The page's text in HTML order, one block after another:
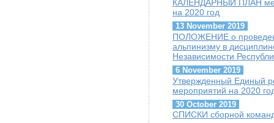
КАЛЕНДАРНЫЙ ПЛАН
на 2020 год
13 November 2019
ПОЛОЖЕНИЕ о
альпинизму в
Независимости
6 November 2019
Утвержденный Единый
мероприятий на 2020
30 October 2019
СПИСКИ сборной